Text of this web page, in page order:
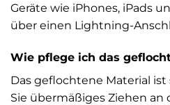
Geräte wie iPhones, iPads
über einen Lightning-
Wie pflege ich das
Das geflochtene Material
Sie übermäßiges Ziehen an